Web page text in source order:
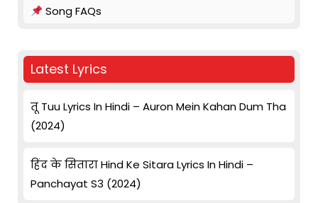
Song FAQs
Latest Lyrics
तू Tuu Lyrics In Hindi – Auron Mein Kahan Dum Tha
(2024)
हिंद के सितारा Hind Ke Sitara Lyrics In Hindi –
Panchayat S3 (2024)